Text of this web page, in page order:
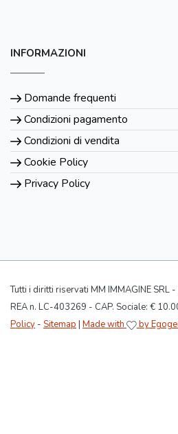
INFORMAZIONI
Domande frequenti
Condizioni pagamento
Condizioni di vendita
Cookie Policy
Privacy Policy
Tutti i diritti riservati MM IMMAGINE SRL
REA n. LC-403269 - CAP. Sociale: €
Policy - Sitemap | Made with by